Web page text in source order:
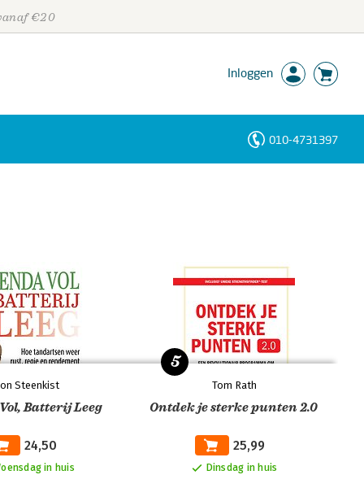
€20
Inloggen
010-4731397
Steenkist
Batterij Leeg
24,50
in huis
Tom Rath
Ontdek je sterke punten 2.0
25,99
Dinsdag in huis
5
Personen